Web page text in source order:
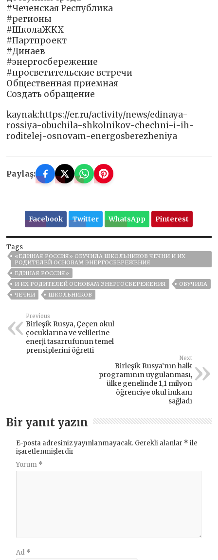
#Чеченская Республика
#регионы
#ШколаЖКХ
#Партпроект
#Динаев
#энергосбережение
#просветительские встречи
Общественная приемная
Создать обращение
kaynak:https://er.ru/activity/news/edinaya-
rossiya-obuchila-shkolnikov-chechni-i-ih-
roditelej-osnovam-energosberezheniya
Paylaş:
Facebook Twitter WhatsApp Pinterest
Tags
«ЕДИНАЯ РОССИЯ» ОБУЧИЛА ШКОЛЬНИКОВ ЧЕЧНИ И ИХ
РОДИТЕЛЕЙ ОСНОВАМ ЭНЕРГОСБЕРЕЖЕНИЯ
ЕДИНАЯ РОССИЯ»
И ИХ РОДИТЕЛЕЙ ОСНОВАМ ЭНЕРГОСБЕРЕЖЕНИЯ
ОБУЧИЛА
ЧЕЧНИ
ШКОЛЬНИКОВ
Previous
Birleşik Rusya, Çeçen okul
çocuklarına ve velilerine
enerji tasarrufunun temel
prensiplerini öğretti
Next
Birleşik Rusya’nın halk
programının uygulanması,
ülke genelinde 1,1 milyon
öğrenciye okul imkanı
sağladı
Bir yanıt yazın
E-posta adresiniz yayınlanmayacak. Gerekli alanlar * ile
işaretlenmişlerdir
Yorum *
Ad *